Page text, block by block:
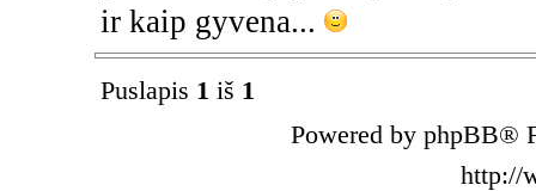
ir kaip gyvena...
Puslapis 1 iš 1
Powered by phpBB®
http://